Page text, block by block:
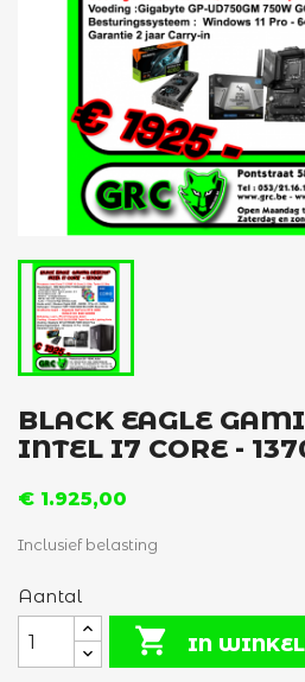
BLACK EAGLE
INTEL I7 CORE -
€ 1.925,00
Inclusief belasting
Aantal
 IN